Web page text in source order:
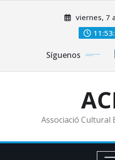
viernes, 7
Síguenos
Associació Cultural